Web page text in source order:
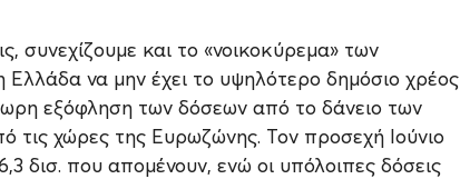
συνεχίζουμε και το «νοικοκύρεμα» των
Ελλάδα να μην έχει το υψηλότερο δημόσιο χρέος
εξόφληση των δόσεων από το δάνειο των
τις χώρες της Ευρωζώνης. Τον προσεχή Ιούνιο
δισ. που απομένουν, ενώ οι υπόλοιπες δόσεις